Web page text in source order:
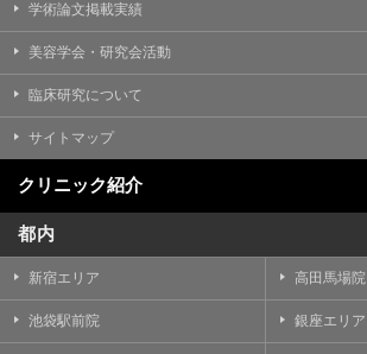
学術論文掲載実績
美容学会・研究会活動
臨床研究について
サイトマップ
クリニック紹介
都内
新宿エリア 高田馬場院
池袋駅前院 銀座エリア